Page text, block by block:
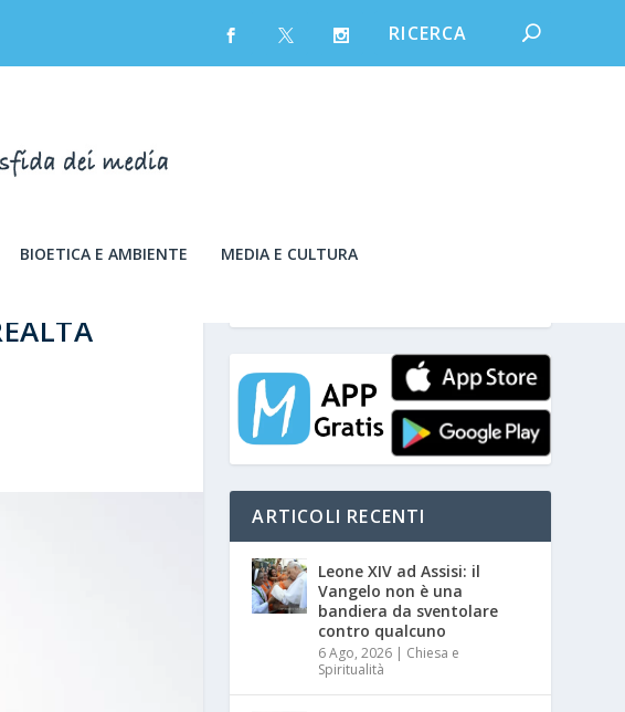
BIOETICA E AMBIENTE MEDIA E CULTURA
ARTICOLI RECENTI
Leone XIV ad Assisi: il
Vangelo non è una
bandiera da sventolare
contro qualcuno
6 Ago, 2026 | Chiesa e
Spiritualità